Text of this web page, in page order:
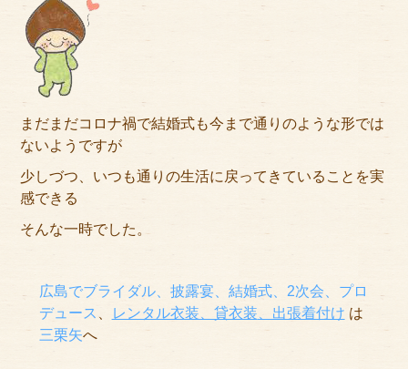
まだまだコロナ禍で結婚式も今まで通りのような形では
ないようですが
少しづつ、いつも通りの生活に戻ってきていることを実
感できる
そんな一時でした。
広島でブライダル、披露宴、結婚式、2次会、プロ
デュース
レンタル衣装、貸衣装 、出張着付け は
三栗矢へ